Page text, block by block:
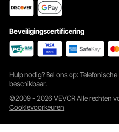
Beveiligingscertificering
Hulp nodig? Bel ons op:
beschikbaar.
©2009 - 2026 VEVOR Alle rechten
Cookievoorkeuren